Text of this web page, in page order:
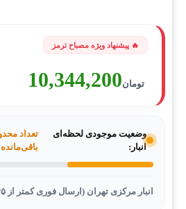
تومان10,344,200
وضعیت موجودی لحظه‌ای
انبار:
باقی‌مانده
انبار مرکزی تهران (ارسال فوری کمتر از ۴۵ دقیقه)